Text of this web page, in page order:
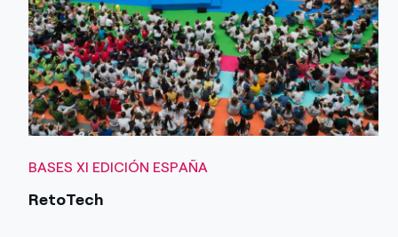
BASES XI EDICIÓN ESPAÑA
RetoTech